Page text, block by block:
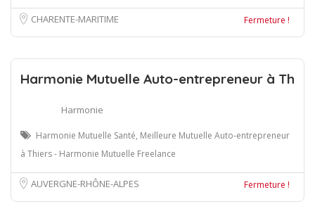
CHARENTE-MARITIME Fermeture !
Harmonie Mutuelle Auto-entrepreneur à Th
Harmonie
Harmonie Mutuelle Santé, Meilleure Mutuelle Auto-entrepreneur
à Thiers - Harmonie Mutuelle Freelance
AUVERGNE-RHÔNE-ALPES Fermeture !